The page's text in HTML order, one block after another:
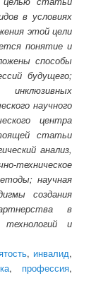
в условиях
этой цели
понятие и
способы
будущего;
научного
центра
статьи
анализ,
техническое
научная
создания
в
и
, инвалид,
, профессия,